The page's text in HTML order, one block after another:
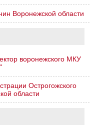
Воронежской области
воронежского МКУ
Острогожского
области